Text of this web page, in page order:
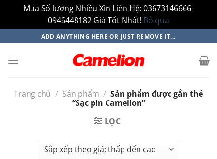
Mua Số lượng Nhiều Xin Liên Hệ: 03673146666-
0946448182 Giá Tốt Nhất! Bỏ qua
qua
nội
ADD ANYTHING HERE OR JUST REMOVE IT...
Trang chủ / Sản phẩm / Sản phẩm được gắn thẻ
“Sạc pin Camelion”
LỌC